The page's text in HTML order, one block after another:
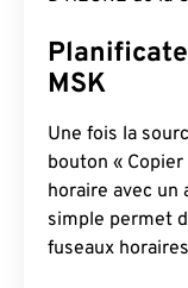
MSK
Une fois la
bouton «
horaire avec un
simple permet
fuseaux